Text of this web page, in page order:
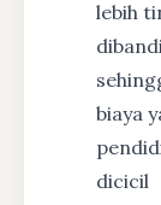
lebih
biaya
dicicil